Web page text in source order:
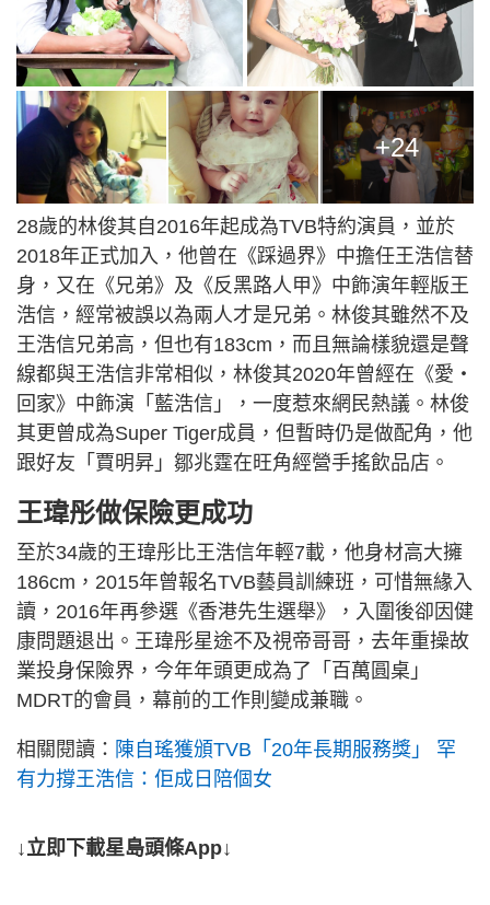
+24
28歲的林俊其自2016年起成為TVB特約演員，並於
2018年正式加入，他曾在《踩過界》中擔任王浩信替
身，又在《兄弟》及《反黑路人甲》中飾演年輕版王
浩信，經常被誤以為兩人才是兄弟。林俊其雖然不及
王浩信兄弟高，但也有183cm，而且無論樣貌還是聲
線都與王浩信非常相似，林俊其2020年曾經在《愛‧
回家》中飾演「藍浩信」，一度惹來網民熱議。林俊
其更曾成為Super Tiger成員，但暫時仍是做配角，他
跟好友「賈明昇」鄒兆霆在旺角經營手搖飲品店。
王瑋彤做保險更成功
至於34歲的王瑋彤比王浩信年輕7載，他身材高大擁
186cm，2015年曾報名TVB藝員訓練班，可惜無緣入
讀，2016年再參選《香港先生選舉》，入圍後卻因健
康問題退出。王瑋彤星途不及視帝哥哥，去年重操故
業投身保險界，今年年頭更成為了「百萬圓桌」
MDRT的會員，幕前的工作則變成兼職。
相關閱讀： 陳自瑤獲頒TVB「20年長期服務獎」 罕
有力撐王浩信：佢成日陪個女
↓立即下載星島頭條App↓